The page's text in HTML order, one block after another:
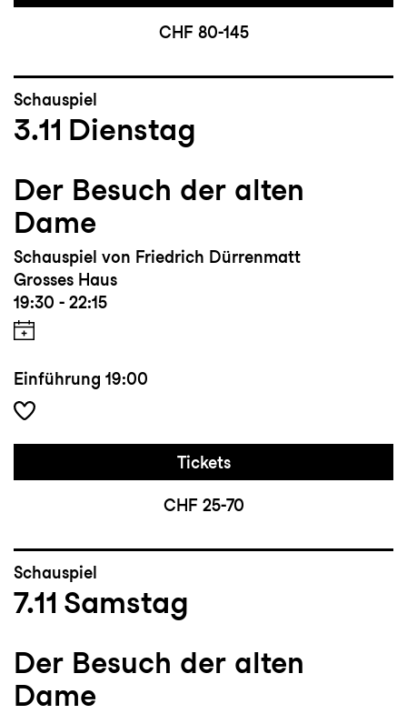
CHF 80-145
Schauspiel
3.11 Dienstag
Der Besuch der alten
Dame
Schauspiel von Friedrich Dürrenmatt
Grosses Haus
19:30 - 22:15
Einführung 19:00
Tickets
CHF 25-70
Schauspiel
7.11 Samstag
Der Besuch der alten
Dame